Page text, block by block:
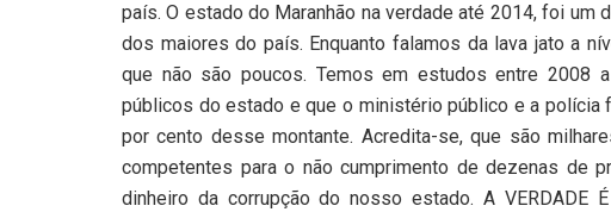
país. O estado do Maranhão na verdade até 2014, foi
dos maiores do país. Enquanto falamos da lava jato a
que não são poucos. Temos em estudos entre
públicos do estado e que o ministério público e a polícia
por cento desse montante. Acredita-se, que são
competentes para o não cumprimento de dezenas de
dinheiro da corrupção do nosso estado. A VERDADE